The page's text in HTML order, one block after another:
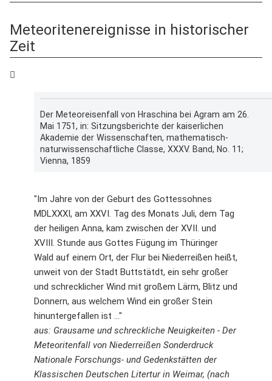
Meteoritenereignisse in historischer
Zeit
Der Meteoreisenfall von Hraschina bei Agram am 26.
Mai 1751, in: Sitzungsberichte der kaiserlichen
Akademie der Wissenschaften, mathematisch-
naturwissenschaftliche Classe, XXXV. Band, No. 11;
Vienna, 1859
"Im Jahre von der Geburt des Gottessohnes
MDLXXXI, am XXVI. Tag des Monats Juli, dem Tag
der heiligen Anna, kam zwischen der XVII. und
XVIII. Stunde aus Gottes Fügung im Thüringer
Wald auf einem Ort, der Flur bei Niederreißen heißt,
unweit von der Stadt Buttstätdt, ein sehr großer
und schrecklicher Wind mit großem Lärm, Blitz und
Donnern, aus welchem Wind ein großer Stein
hinuntergefallen ist ..."
aus: Grausame und schreckliche Neuigkeiten - Der
Meteoritenfall von Niederreißen Sonderdruck
Nationale Forschungs- und Gedenkstätten der
Klassischen Deutschen Litertur in Weimar, (nach